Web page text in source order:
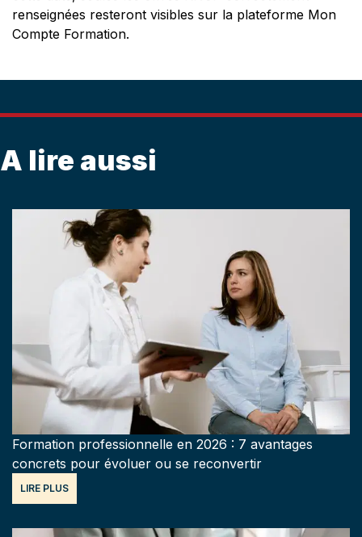
renseignées resteront visibles sur la plateforme Mon
Compte Formation.
A lire aussi
Formation professionnelle en 2026 : 7 avantages
concrets pour évoluer ou se reconvertir
LIRE PLUS